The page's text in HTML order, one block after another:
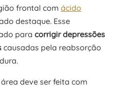
frontal com ácido
destaque. Esse
para corrigir depressões
causadas pela reabsorção
deve ser feita com